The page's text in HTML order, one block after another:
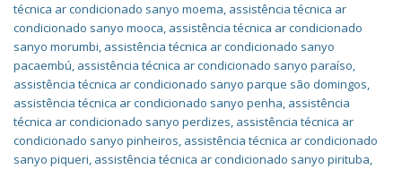
técnica ar condicionado sanyo moema, assistência técnica ar
condicionado sanyo mooca, assistência técnica ar condicionado
sanyo morumbi, assistência técnica ar condicionado sanyo
pacaembú, assistência técnica ar condicionado sanyo paraíso,
assistência técnica ar condicionado sanyo parque são domingos,
assistência técnica ar condicionado sanyo penha, assistência
técnica ar condicionado sanyo perdizes, assistência técnica ar
condicionado sanyo pinheiros, assistência técnica ar condicionado
sanyo piqueri, assistência técnica ar condicionado sanyo pirituba,